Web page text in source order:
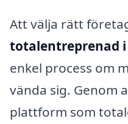
Att välja rätt
totalentreprenad i
enkel process om
vända sig. Genom
plattform som